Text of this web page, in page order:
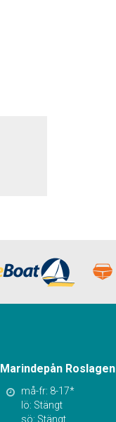
Marindepån Roslagen
må-fr: 8-17*
lö: Stängt
sö: Stängt